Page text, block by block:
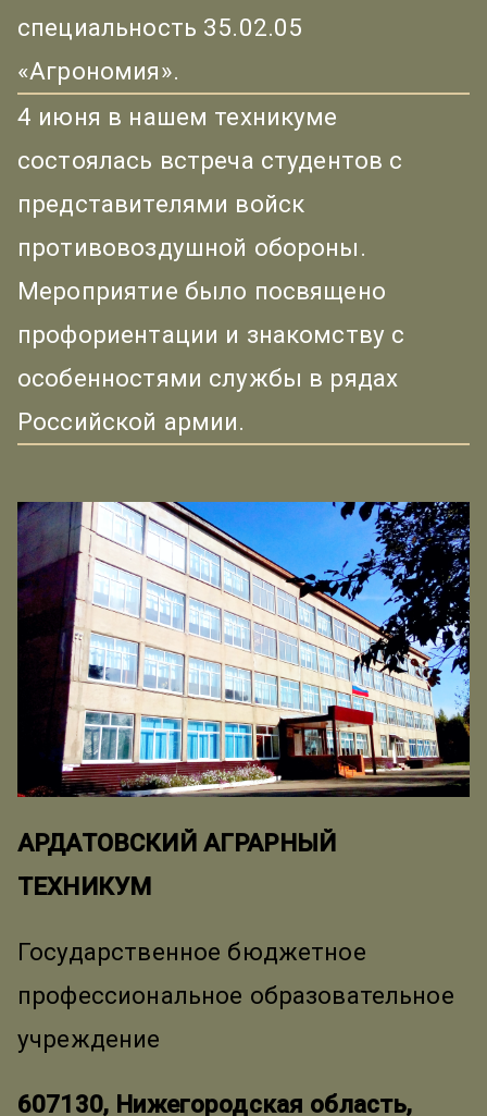
специальность 35.02.05
«Агрономия».
4 июня в нашем техникуме
состоялась встреча студентов с
представителями войск
противовоздушной обороны.
Мероприятие было посвящено
профориентации и знакомству с
особенностями службы в рядах
Российской армии.
АРДАТОВСКИЙ АГРАРНЫЙ
ТЕХНИКУМ
Государственное бюджетное
профессиональное образовательное
учреждение
607130, Нижегородская область,